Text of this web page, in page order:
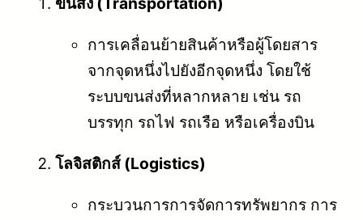
การเคลื่อนย้ายสินค้าหรือผู้โดยสาร
จากจุดหนึ่งไปยังอีกจุดหนึ่ง โดยใช้
ระบบขนส่งที่หลากหลาย เช่น รถ
บรรทุก รถไฟ รถเรือ หรือเครื่องบิน
โลจิสติกส์ (Logistics)
กระบวนการการจัดการทรัพยากร การ